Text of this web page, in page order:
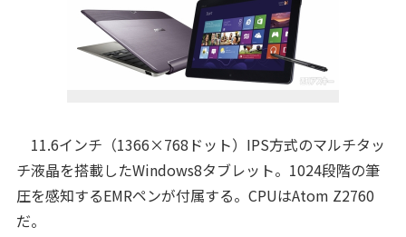
11.6インチ（1366×768ドット）IPS方式のマルチタッ
チ液晶を搭載したWindows8タブレット。1024段階の筆
圧を感知するEMRペンが付属する。CPUはAtom Z2760
だ。